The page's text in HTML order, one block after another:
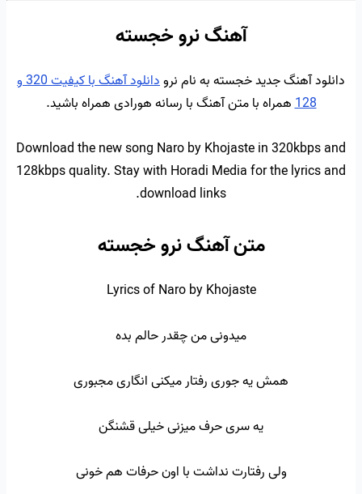
آهنگ نرو خجسته
دانلود آهنگ جدید خجسته به نام نرو
دانلود آهنگ با کیفیت 320 و
128همراه با متن آهنگ با رسانه هورادی همراه باشید.
Download the new song Naro by Khojaste in 320kbps and
128kbps quality. Stay with Horadi Media for the lyrics and
download links.
متن آهنگ نرو خجسته
Lyrics of Naro by Khojaste
میدونی من چقدر حالم بده
همش یه جوری رفتار میکنی انگاری مجبوری
یه سری حرف میزنی خیلی قشنگن
ولی رفتارت نداشت با اون حرفات هم خونی